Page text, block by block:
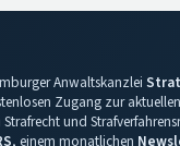
Anwaltskanzlei
Zugang zur aktuellen
und
, einem monatlichen